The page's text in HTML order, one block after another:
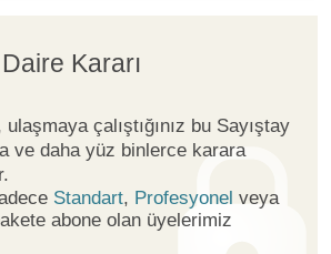
Kararı
çalıştığınız bu Sayıştay
ve daha yüz binlerce karara
Standart, Profesyonel veya
abone olan üyelerimiz